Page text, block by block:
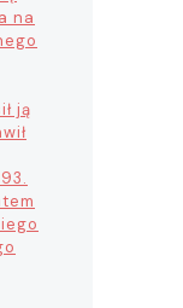
na
ją